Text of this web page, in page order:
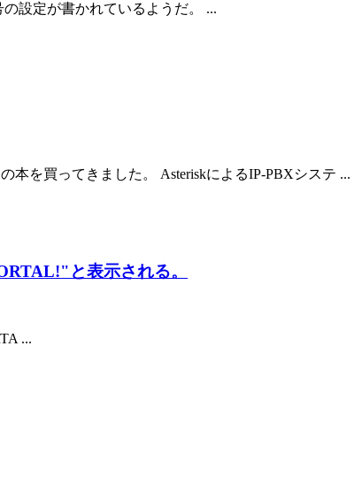
の設定が書かれているようだ。 ...
本を買ってきました。 AsteriskによるIP-PBXシステ ...
と表示される。
...